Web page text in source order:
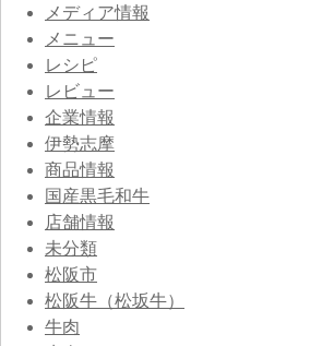
メディア情報
メニュー
レシピ
レビュー
企業情報
伊勢志摩
商品情報
国産黒毛和牛
店舗情報
未分類
松阪市
松阪牛（松坂牛）
牛肉